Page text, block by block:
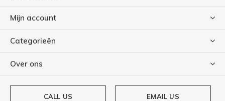
Mijn account
Categorieën
Over ons
CALL US EMAIL US